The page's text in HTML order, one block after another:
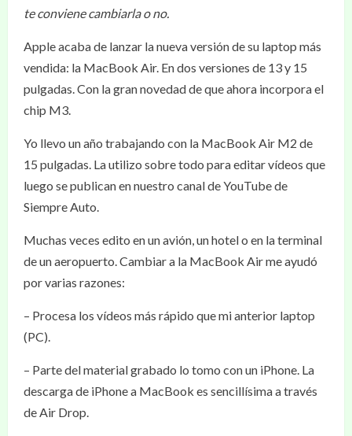
te conviene cambiarla o no.
Apple acaba de lanzar la nueva versión de su laptop más
vendida: la MacBook Air. En dos versiones de 13 y 15
pulgadas. Con la gran novedad de que ahora incorpora el
chip M3.
Yo llevo un año trabajando con la MacBook Air M2 de
15 pulgadas. La utilizo sobre todo para editar vídeos que
luego se publican en nuestro canal de YouTube de
Siempre Auto.
Muchas veces edito en un avión, un hotel o en la terminal
de un aeropuerto. Cambiar a la MacBook Air me ayudó
por varias razones:
– Procesa los vídeos más rápido que mi anterior laptop
(PC).
– Parte del material grabado lo tomo con un iPhone. La
descarga de iPhone a MacBook es sencillísima a través
de Air Drop.